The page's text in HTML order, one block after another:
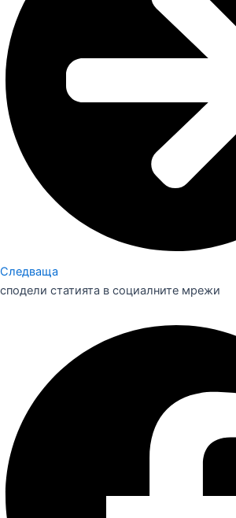
Следваща
сподели статията в социалните мрежи